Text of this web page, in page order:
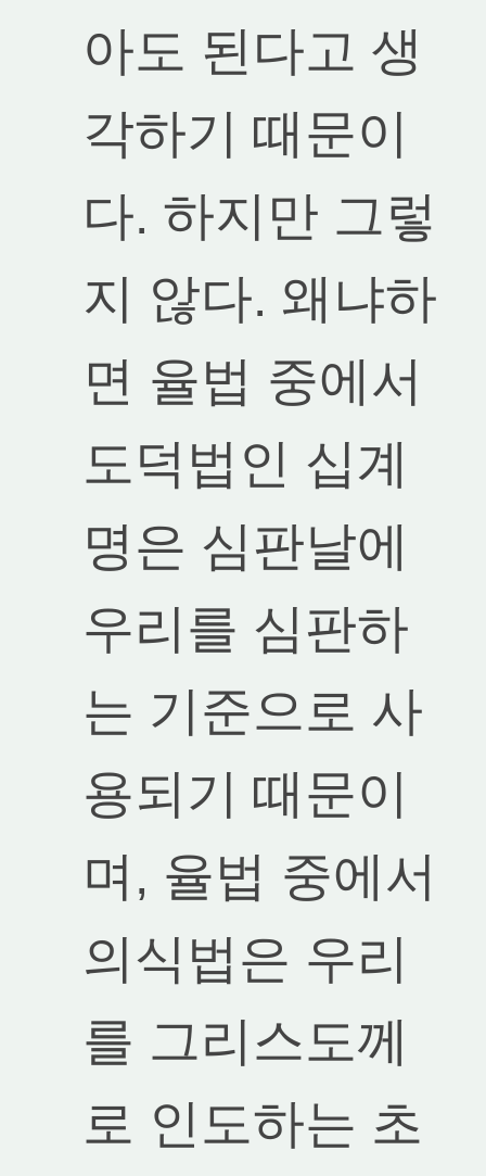
아도 된다고 생
각하기 때문이
다. 하지만 그렇
지 않다. 왜냐하
면 율법 중에서
도덕법인 십계
명은 심판날에
우리를 심판하
는 기준으로 사
용되기 때문이
며, 율법 중에서
의식법은 우리
를 그리스도께
로 인도하는 초